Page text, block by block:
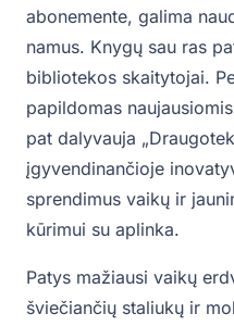
abonemente, galima
namus. Knygų sau ras
bibliotekos skaitytojai.
papildomas
pat dalyvauja
įgyvendinančioje
sprendimus vaikų ir
kūrimui su aplinka.
Patys mažiausi vaikų
šviečiančių staliukų ir